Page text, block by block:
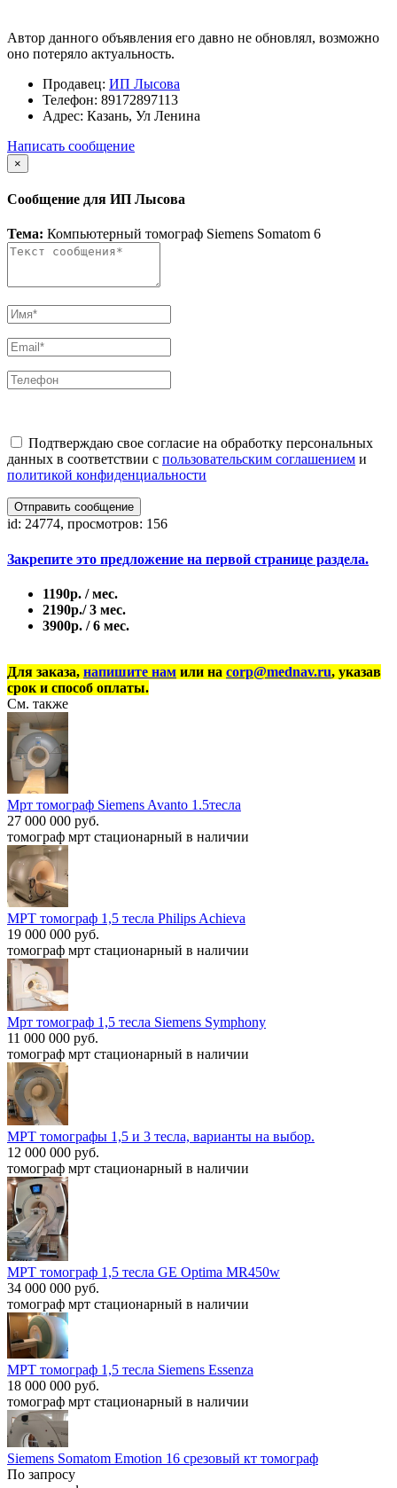
Автор данного объявления его давно не обновлял, возможно
оно потеряло актуальность.
Продавец: ИП Лысова
Телефон: 89172897113
Адрес: Казань, Ул Ленина
Написать сообщение
×
Сообщение для ИП Лысова
Тема: Компьютерный томограф Siemens Somatom 6
Подтверждаю свое согласие на обработку персональных
данных в соответствии с пользовательским соглашением и
политикой конфиденциальности
Отправить сообщение
id: 24774, просмотров: 156
Закрепите это предложение на первой странице раздела.
1190р. / мес.
2190р./ 3 мес.
3900р. / 6 мес.
Для заказа, напишите нам или на corp@mednav.ru, указав
срок и способ оплаты.
См. также
Мрт томограф Siemens Avanto 1.5тесла
27 000 000 руб.
томограф мрт стационарный в наличии
МРТ томограф 1,5 тесла Philips Achieva
19 000 000 руб.
томограф мрт стационарный в наличии
Мрт томограф 1,5 тесла Siemens Symphony
11 000 000 руб.
томограф мрт стационарный в наличии
МРТ томографы 1,5 и 3 тесла, варианты на выбор.
12 000 000 руб.
томограф мрт стационарный в наличии
МРТ томограф 1,5 тесла GE Optima MR450w
34 000 000 руб.
томограф мрт стационарный в наличии
МРТ томограф 1,5 тесла Siemens Essenza
18 000 000 руб.
томограф мрт стационарный в наличии
Siemens Somatom Emotion 16 срезовый кт томограф
По запросу